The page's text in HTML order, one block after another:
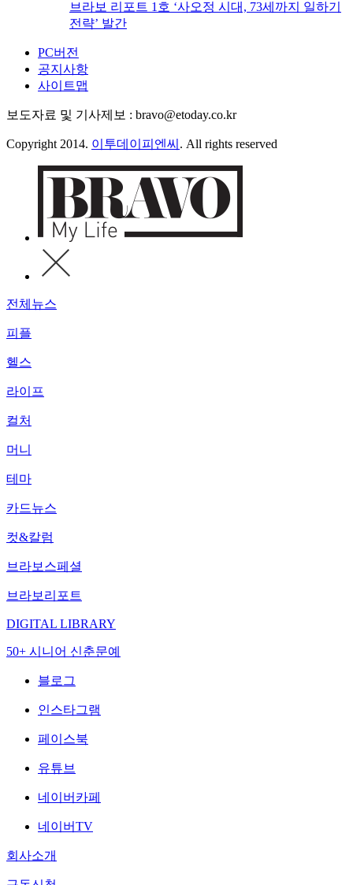
브라보 리포트 1호 ‘사오정 시대, 73세까지 일하기
전략’ 발간
PC버전
공지사항
사이트맵
보도자료 및 기사제보 : bravo@etoday.co.kr
Copyright 2014. 이투데이피엔씨 . All rights reserved
전체뉴스
피플
헬스
라이프
컬처
머니
테마
카드뉴스
컷&칼럼
브라보스페셜
브라보리포트
DIGITAL LIBRARY
50+ 시니어 신춘문예
블로그
인스타그램
페이스북
유튜브
네이버카페
네이버TV
회사소개